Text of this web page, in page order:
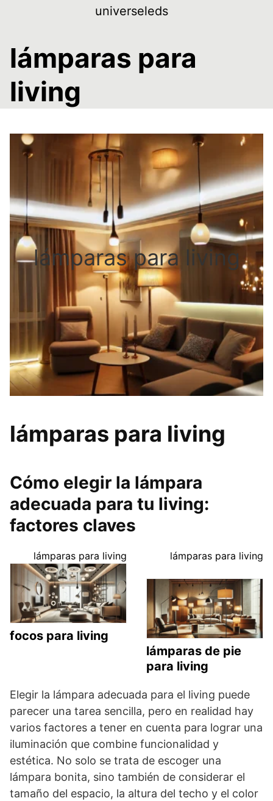
universeleds
lámparas para
living
lámparas para living
lámparas para living
Cómo elegir la lámpara
adecuada para tu living:
factores claves
lámparas para living
focos para living
lámparas para living
lámparas de pie
para living
Elegir la lámpara adecuada para el living puede
parecer una tarea sencilla, pero en realidad hay
varios factores a tener en cuenta para lograr una
iluminación que combine funcionalidad y
estética. No solo se trata de escoger una
lámpara bonita, sino también de considerar el
tamaño del espacio, la altura del techo y el color